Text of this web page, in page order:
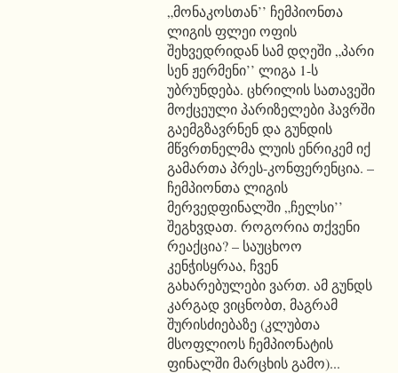
„მონაკოსთან’’ ჩემპიონთა
ლიგის ფლეი ოფის
შეხვედრიდან სამ დღეში „პარი
სენ ჟერმენი’’ ლიგა 1-ს
უბრუნდება. ცხრილის სათავეში
მოქცეული პარიზელები ჰავრში
გაემგზავრნენ და გუნდის
მწვრთნელმა ლუის ენრიკემ იქ
გამართა პრეს-კონფერენცია. –
ჩემპიონთა ლიგის
მერვედფინალში „ჩელსი’’
შეგხვდათ. როგორია თქვენი
რეაქცია? – საუცხოო
კენჭისყრაა, ჩვენ
გახარებულები ვართ. ამ გუნდს
კარგად ვიცნობთ, მაგრამ
შურისძიებაზე (კლუბთა
მსოფლიოს ჩემპიონატის
ფინალში მარცხის გამო)...